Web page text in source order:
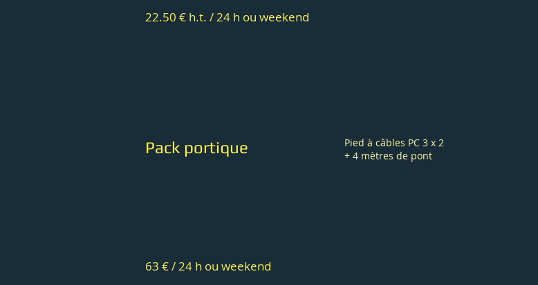
22.50 € h.t. / 24 h ou weekend
Pack portique
Pied à câbles PC 3 x 2
+ 4 mètres de pont
63 € / 24 h ou weekend